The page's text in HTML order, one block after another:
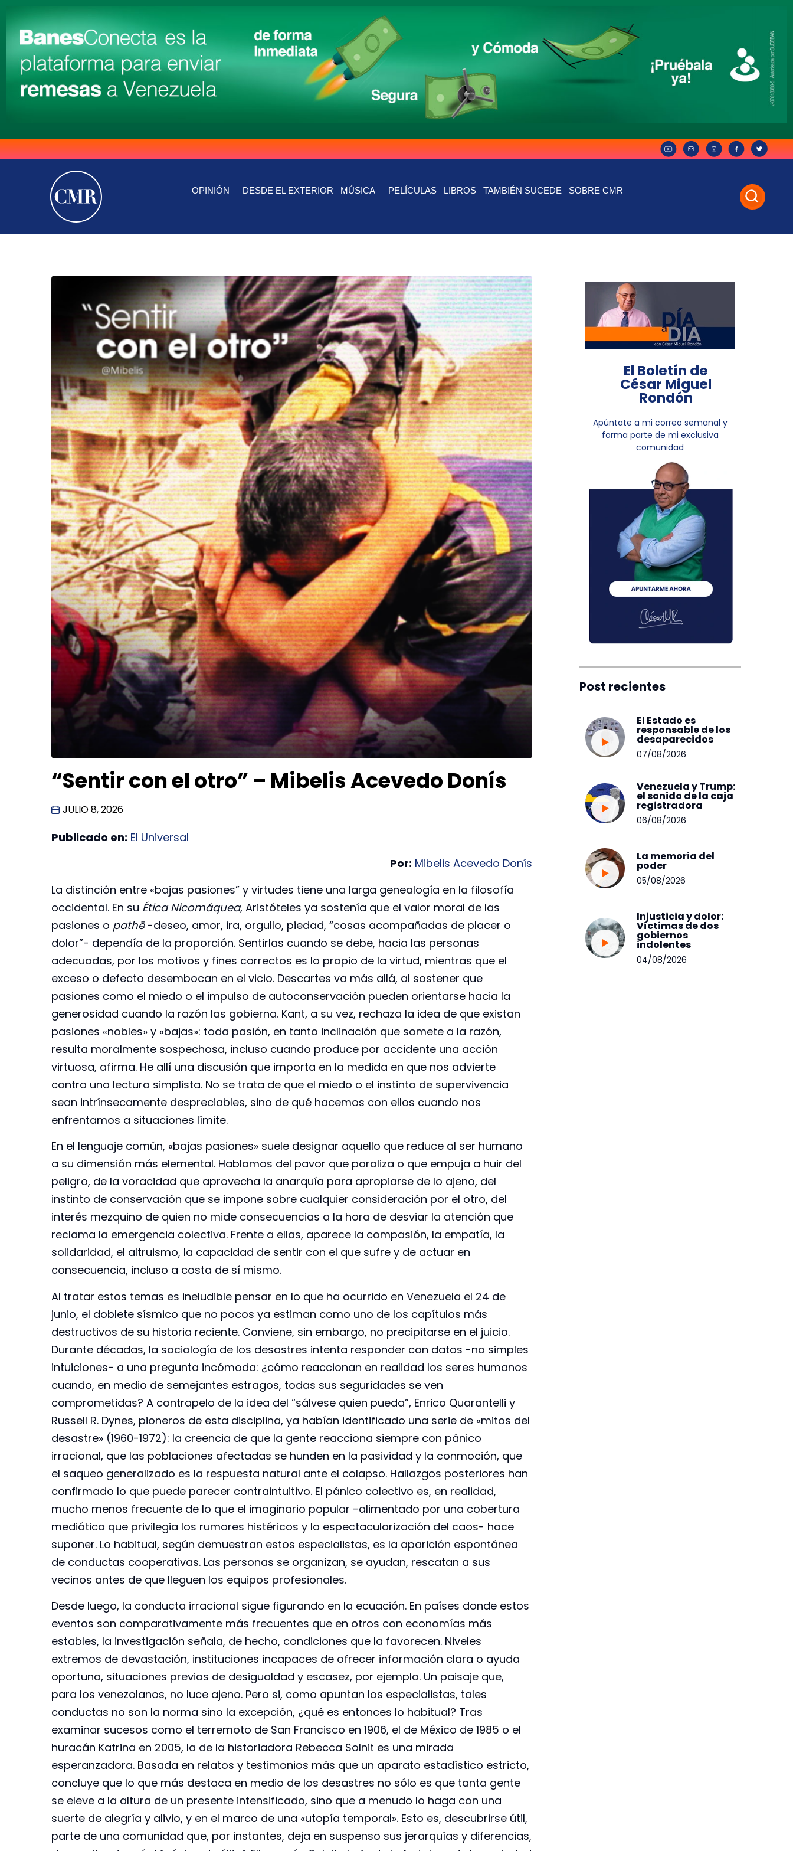
OPINIÓN DESDE EL EXTERIOR MÚSICA PELÍCULAS LIBROS TAMBIÉN SUCEDE SOBRE CMR
“Sentir con el otro” – Mibelis Acevedo Donís
JULIO 8, 2026
Publicado en: El Universal
Por: Mibelis Acevedo Donís
La distinción entre «bajas pasiones” y virtudes tiene una larga genealogía en la filosofía
occidental. En su Ética Nicomáquea, Aristóteles ya sostenía que el valor moral de las
pasiones o pathē-deseo, amor, ira, orgullo, piedad, “cosas acompañadas de placer o
dolor”- dependía de la proporción. Sentirlas cuando se debe, hacia las personas
adecuadas, por los motivos y fines correctos es lo propio de la virtud, mientras que el
exceso o defecto desembocan en el vicio. Descartes va más allá, al sostener que
pasiones como el miedo o el impulso de autoconservación pueden orientarse hacia la
generosidad cuando la razón las gobierna. Kant, a su vez, rechaza la idea de que existan
pasiones «nobles» y «bajas»: toda pasión, en tanto inclinación que somete a la razón,
resulta moralmente sospechosa, incluso cuando produce por accidente una acción
virtuosa, afirma. He allí una discusión que importa en la medida en que nos advierte
contra una lectura simplista. No se trata de que el miedo o el instinto de supervivencia
sean intrínsecamente despreciables, sino de qué hacemos con ellos cuando nos
enfrentamos a situaciones límite.
En el lenguaje común, «bajas pasiones» suele designar aquello que reduce al ser humano
a su dimensión más elemental. Hablamos del pavor que paraliza o que empuja a huir del
peligro, de la voracidad que aprovecha la anarquía para apropiarse de lo ajeno, del
instinto de conservación que se impone sobre cualquier consideración por el otro, del
interés mezquino de quien no mide consecuencias a la hora de desviar la atención que
reclama la emergencia colectiva. Frente a ellas, aparece la compasión, la empatía, la
solidaridad, el altruismo, la capacidad de sentir con el que sufre y de actuar en
consecuencia, incluso a costa de sí mismo.
Al tratar estos temas es ineludible pensar en lo que ha ocurrido en Venezuela el 24 de
junio, el doblete sísmico que no pocos ya estiman como uno de los capítulos más
destructivos de su historia reciente. Conviene, sin embargo, no precipitarse en el juicio.
Durante décadas, la sociología de los desastres intenta responder con datos -no simples
intuiciones- a una pregunta incómoda: ¿cómo reaccionan en realidad los seres humanos
cuando, en medio de semejantes estragos, todas sus seguridades se ven
comprometidas? A contrapelo de la idea del “sálvese quien pueda”, Enrico Quarantelli y
Russell R. Dynes, pioneros de esta disciplina, ya habían identificado una serie de «mitos del
desastre» (1960-1972): la creencia de que la gente reacciona siempre con pánico
irracional, que las poblaciones afectadas se hunden en la pasividad y la conmoción, que
el saqueo generalizado es la respuesta natural ante el colapso. Hallazgos posteriores han
confirmado lo que puede parecer contraintuitivo. El pánico colectivo es, en realidad,
mucho menos frecuente de lo que el imaginario popular -alimentado por una cobertura
mediática que privilegia los rumores histéricos y la espectacularización del caos- hace
suponer. Lo habitual, según demuestran estos especialistas, es la aparición espontánea
de conductas cooperativas. Las personas se organizan, se ayudan, rescatan a sus
vecinos antes de que lleguen los equipos profesionales.
Desde luego, la conducta irracional sigue figurando en la ecuación. En países donde estos
eventos son comparativamente más frecuentes que en otros con economías más
estables, la investigación señala, de hecho, condiciones que la favorecen. Niveles
extremos de devastación, instituciones incapaces de ofrecer información clara o ayuda
oportuna, situaciones previas de desigualdad y escasez, por ejemplo. Un paisaje que,
para los venezolanos, no luce ajeno. Pero si, como apuntan los especialistas, tales
conductas no son la norma sino la excepción, ¿qué es entonces lo habitual? Tras
examinar sucesos como el terremoto de San Francisco en 1906, el de México de 1985 o el
huracán Katrina en 2005, la de la historiadora Rebecca Solnit es una mirada
esperanzadora. Basada en relatos y testimonios más que un aparato estadístico estricto,
concluye que lo que más destaca en medio de los desastres no sólo es que tanta gente
se eleve a la altura de un presente intensificado, sino que a menudo lo haga con una
suerte de alegría y alivio, y en el marco de una «utopía temporal». Esto es, descubrirse útil,
parte de una comunidad que, por instantes, deja en suspenso sus jerarquías y diferencias,
El Boletín de
César Miguel
Rondón
Apúntate a mi correo semanal y
forma parte de mi exclusiva
comunidad
Post recientes
El Estado es
responsable de los
desaparecidos
07/08/2026
Venezuela y Trump:
el sonido de la caja
registradora
06/08/2026
La memoria del
poder
05/08/2026
Injusticia y dolor:
Víctimas de dos
gobiernos
indolentes
04/08/2026